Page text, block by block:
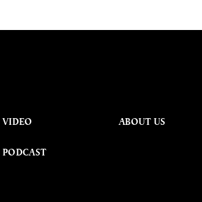
VIDEO
PODCAST
ABOUT US